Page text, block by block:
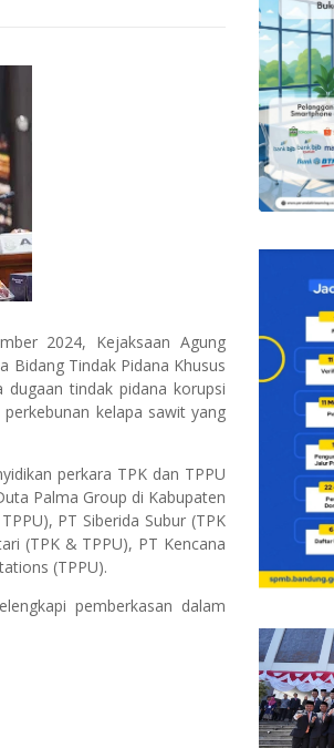
2024, Kejaksaan Agung
Bidang Tindak Pidana Khusus
dugaan tindak pidana korupsi
kelapa sawit yang
perkara TPK dan TPPU
Palma Group di Kabupaten
PT Siberida Subur (TPK
(TPK & TPPU), PT Kencana
(TPPU).
pemberkasan dalam